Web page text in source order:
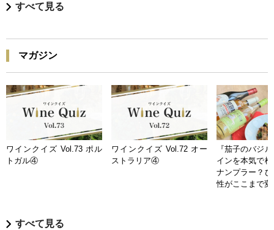
すべて見る
マガジン
ワインクイズ Vol.73 ポル
トガル④
ワインクイズ Vol.72 オー
ストラリア④
『茄子のバジ
インを本気で
ナンプラー？
性がここまで
すべて見る